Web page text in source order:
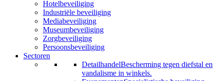
Hotelbeveiliging
Industriële beveiliging
Mediabeveiliging
Museumbeveiliging
Zorgbeveiliging
Persoonsbeveiliging
Sectoren
DetailhandelBescherming tegen diefstal en
vandalisme in winkels.